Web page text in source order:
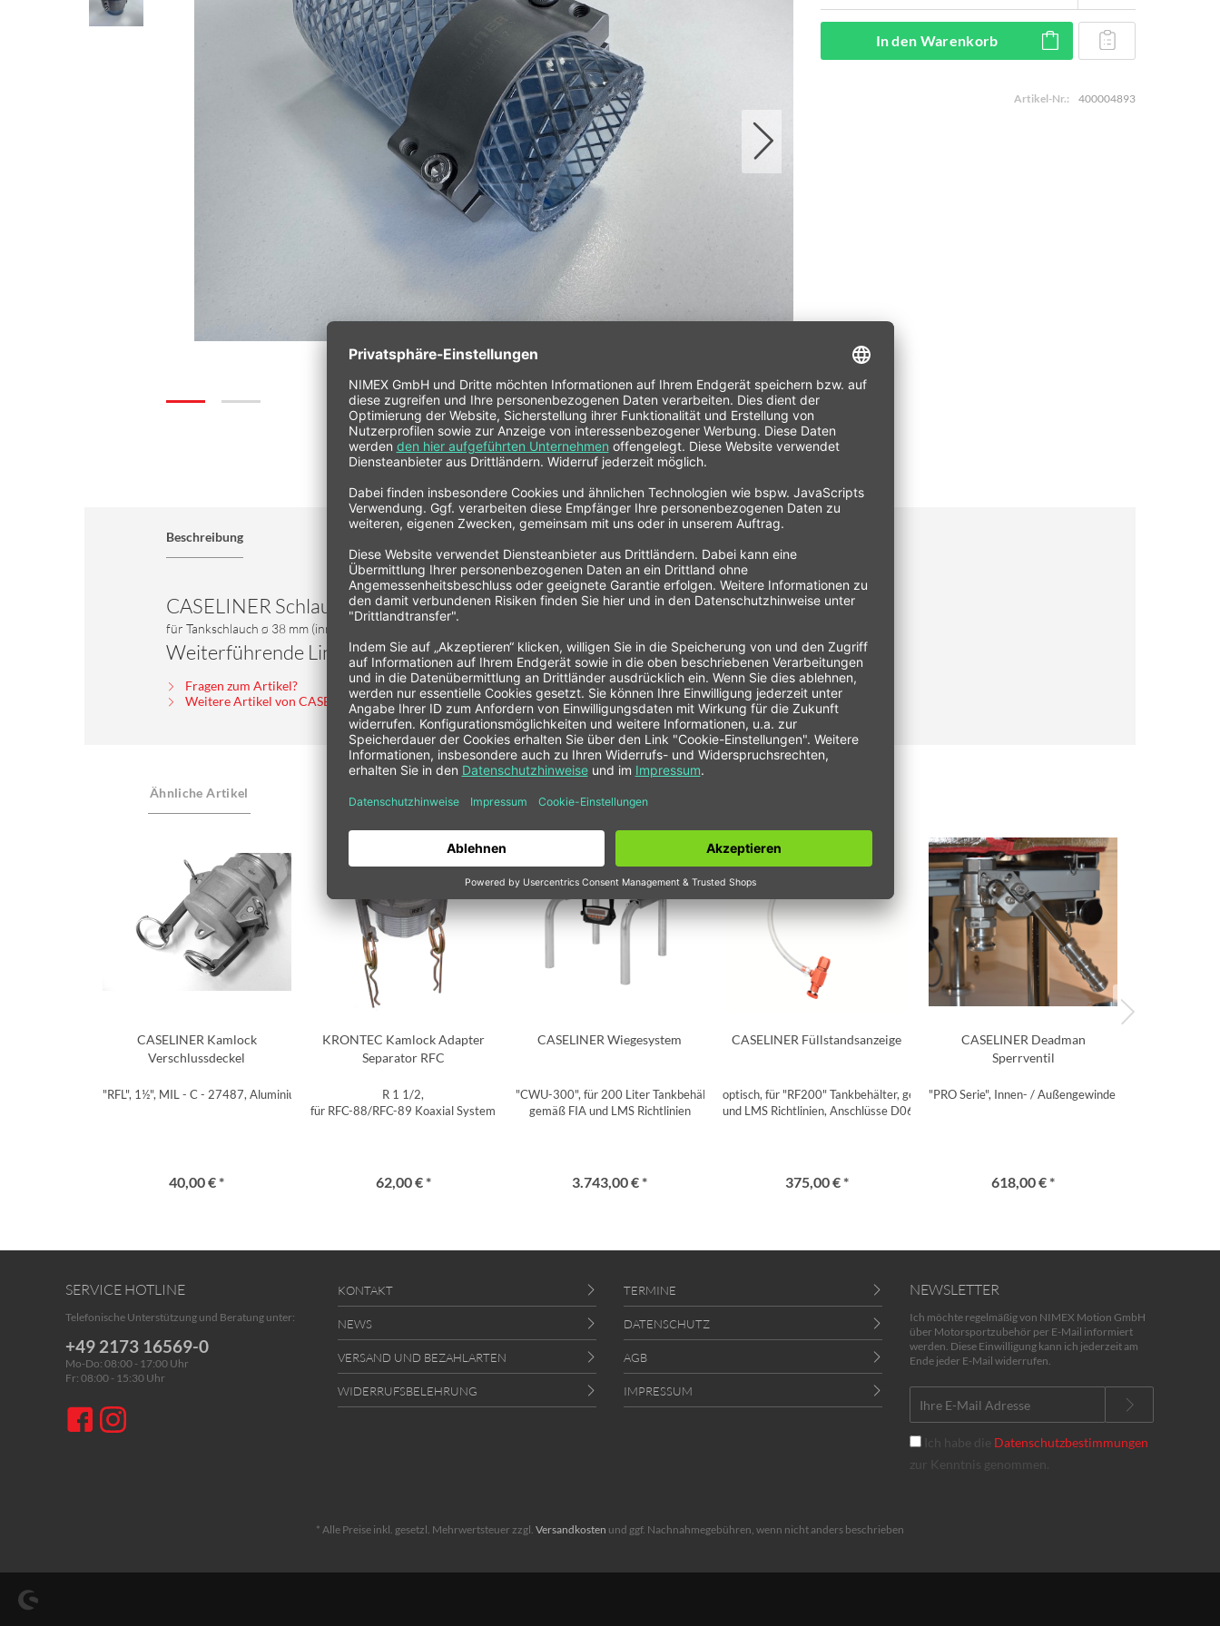
In den Warenkorb
Artikel-Nr.: 400004893
Beschreibung
CASELINER Schlauchschelle
für Tankschlauch ø 38 mm (innen) / 50,6 mm (außen) - (Stäubli u. A.)
Weiterführende Links zu "CASELINER Schlauchschelle"
Fragen zum Artikel?
Weitere Artikel von CASELINER
Ähnliche Artikel
CASELINER Kamlock
Verschlussdeckel
"RFL", 1½", MIL - C - 27487, Aluminium
40,00 € *
KRONTEC Kamlock Adapter
Separator RFC
R 1 1/2,
für RFC-88/RFC-89 Koaxial System
62,00 € *
CASELINER Wiegesystem
"CWU-300", für 200 Liter Tankbehälter
gemäß FIA und LMS Richtlinien
3.743,00 € *
CASELINER Füllstandsanzeige
optisch, für "RF200" Tankbehälter, gemäß FIA
und LMS Richtlinien, Anschlüsse D06
375,00 € *
CASELINER Deadman
Sperrventil
"PRO Serie", Innen- / Außengewinde DN40, für 1½"
618,00 € *
SERVICE HOTLINE
Telefonische Unterstützung und Beratung unter:
+49 2173 16569-0
Mo-Do: 08:00 - 17:00 Uhr
Fr: 08:00 - 15:30 Uhr
KONTAKT
NEWS
VERSAND UND BEZAHLARTEN
WIDERRUFSBELEHRUNG
TERMINE
DATENSCHUTZ
AGB
IMPRESSUM
NEWSLETTER
Ich möchte regelmäßig von NIMEX Motion GmbH
über Motorsportzubehör per E-Mail informiert
werden. Diese Einwilligung kann ich jederzeit am
Ende jeder E-Mail widerrufen.
Ich habe die Datenschutzbestimmungen
zur Kenntnis genommen.
* Alle Preise inkl. gesetzl. Mehrwertsteuer zzgl. Versandkosten und ggf. Nachnahmegebühren, wenn nicht anders beschrieben